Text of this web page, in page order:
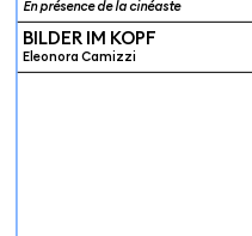
En présence de la cinéaste
BILDER IM KOPF
Eleonora Camizzi